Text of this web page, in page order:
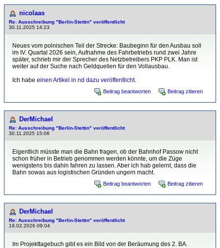
nicolaas
Re: Ausschreibung "Berlin-Stettin" veröffentlicht
30.11.2025 14:23
Neues vom polnischen Teil der Strecke: Baubeginn für den Ausbau soll
im IV. Quartal 2026 sein, Aufnahme des Fahrbetriebs rund zwei Jahre
später, schrieb mir der Sprecher des Netzbetreibers PKP PLK. Man ist
weiter auf der Suche nach Geldquellen für den Vollausbau.
Ich habe einen Artikel in nd dazu veröffentlicht.
Beitrag beantworten Beitrag zitieren
DerMichael
Re: Ausschreibung "Berlin-Stettin" veröffentlicht
30.11.2025 15:06
Eigentlich müsste man die Bahn fragen, ob der Bahnhof Passow nicht
schon früher in Betrieb genommen werden könnte, um die Züge
wenigstens bis dahin fahren zu lassen. Aber ich hab gelernt, dass die
Bahn sowas aus logistischen Gründen ungern macht.
Beitrag beantworten Beitrag zitieren
DerMichael
Re: Ausschreibung "Berlin-Stettin" veröffentlicht
19.02.2026 09:04
Im Projekttagebuch gibt es ein Bild von der Beräumung des 2. BA.